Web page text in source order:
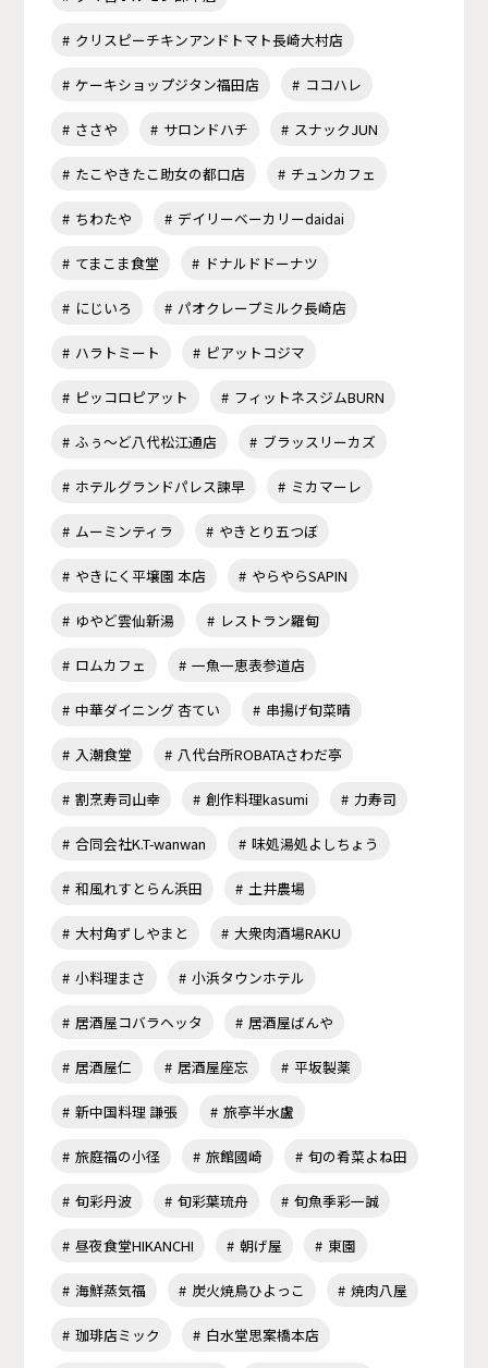
クリスピーチキンアンドトマト長崎大村店
ケーキショップジタン福田店 ココハレ
ささや サロンドハチ スナックJUN
たこやきたこ助女の都口店 チュンカフェ
ちわたや デイリーベーカリーdaidai
てまこま食堂 ドナルドドーナツ
にじいろ パオクレープミルク長崎店
ハラトミート ピアットコジマ
ピッコロピアット フィットネスジムBURN
ふぅ～ど八代松江通店 ブラッスリーカズ
ホテルグランドパレス諫早 ミカマーレ
ムーミンティラ やきとり五つぼ
やきにく平壌園 本店 やらやらSAPIN
ゆやど雲仙新湯 レストラン羅甸
ロムカフェ 一魚一恵表参道店
中華ダイニング 杏てい 串揚げ旬菜晴
入潮食堂 八代台所ROBATAさわだ亭
割烹寿司山幸 創作料理kasumi 力寿司
合同会社K.T-wanwan 味処湯処よしちょう
和風れすとらん浜田 土井農場
大村角ずしやまと 大衆肉酒場RAKU
小料理まさ 小浜タウンホテル
居酒屋コバラヘッタ 居酒屋ばんや
居酒屋仁 居酒屋座忘 平坂製薬
新中国料理 謙張 旅亭半水盧
旅庭福の小径 旅館國崎 旬の肴菜よね田
旬彩丹波 旬彩葉琉舟 旬魚季彩一誠
昼夜食堂HIKANCHI 朝げ屋 東園
海鮮蒸気福 炭火焼鳥ひよっこ 焼肉八屋
珈琲店ミック 白水堂思案橋本店